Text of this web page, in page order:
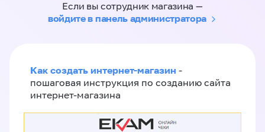
Если вы сотрудник магазина —
войдите в панель администратора
Как создать интернет-магазин -
пошаговая инструкция по созданию сайта
интернет-магазина